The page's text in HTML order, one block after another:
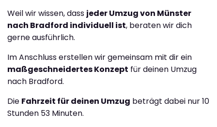
Weil wir wissen, dass jeder Umzug von Münster
nach Bradford individuell ist, beraten wir dich
gerne ausführlich.
Im Anschluss erstellen wir gemeinsam mit dir ein
maßgeschneidertes Konzept für deinen Umzug
nach Bradford.
Die Fahrzeit für deinen Umzug beträgt dabei nur 10
Stunden 53 Minuten.